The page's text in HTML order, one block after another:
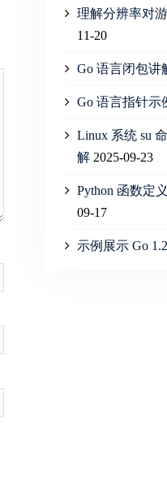
理解分辨率对
11-20
Go 语言闭包讲
Go 语言指针示
Linux 系统 su
解 2025-09-23
Python 函数定
09-17
示例展示 Go